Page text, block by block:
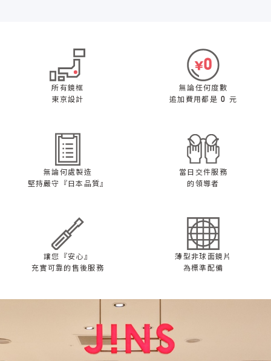
所有鏡框
東京設計
無論任何度數
追加費用都是 0 元
無論何處製造
堅持嚴守『日本品質』
當日交件服務
的領導者
讓您『安心』
充實可靠的售後服務
薄型非球面鏡片
為標準配備